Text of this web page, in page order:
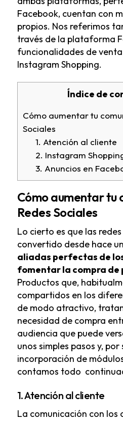
Facebook, cuentan con
propios. Nos referimos
través de la plataforma
funcionalidades de
Instagram Shopping.
Índice de
Cómo aumentar tu
Sociales
1. Atención al cliente
2. Instagram
3. Anuncios en
Cómo aumentar tu
Redes Sociales
Lo cierto es que las
convertido desde hace
aliadas perfectas de
fomentar la compra de
Productos que,
compartidos en los
de modo atractivo,
necesidad de compra
audiencia que puede
unos simples pasos y,
incorporación de
contamos todo
1. Atención al cliente
La comunicación con los